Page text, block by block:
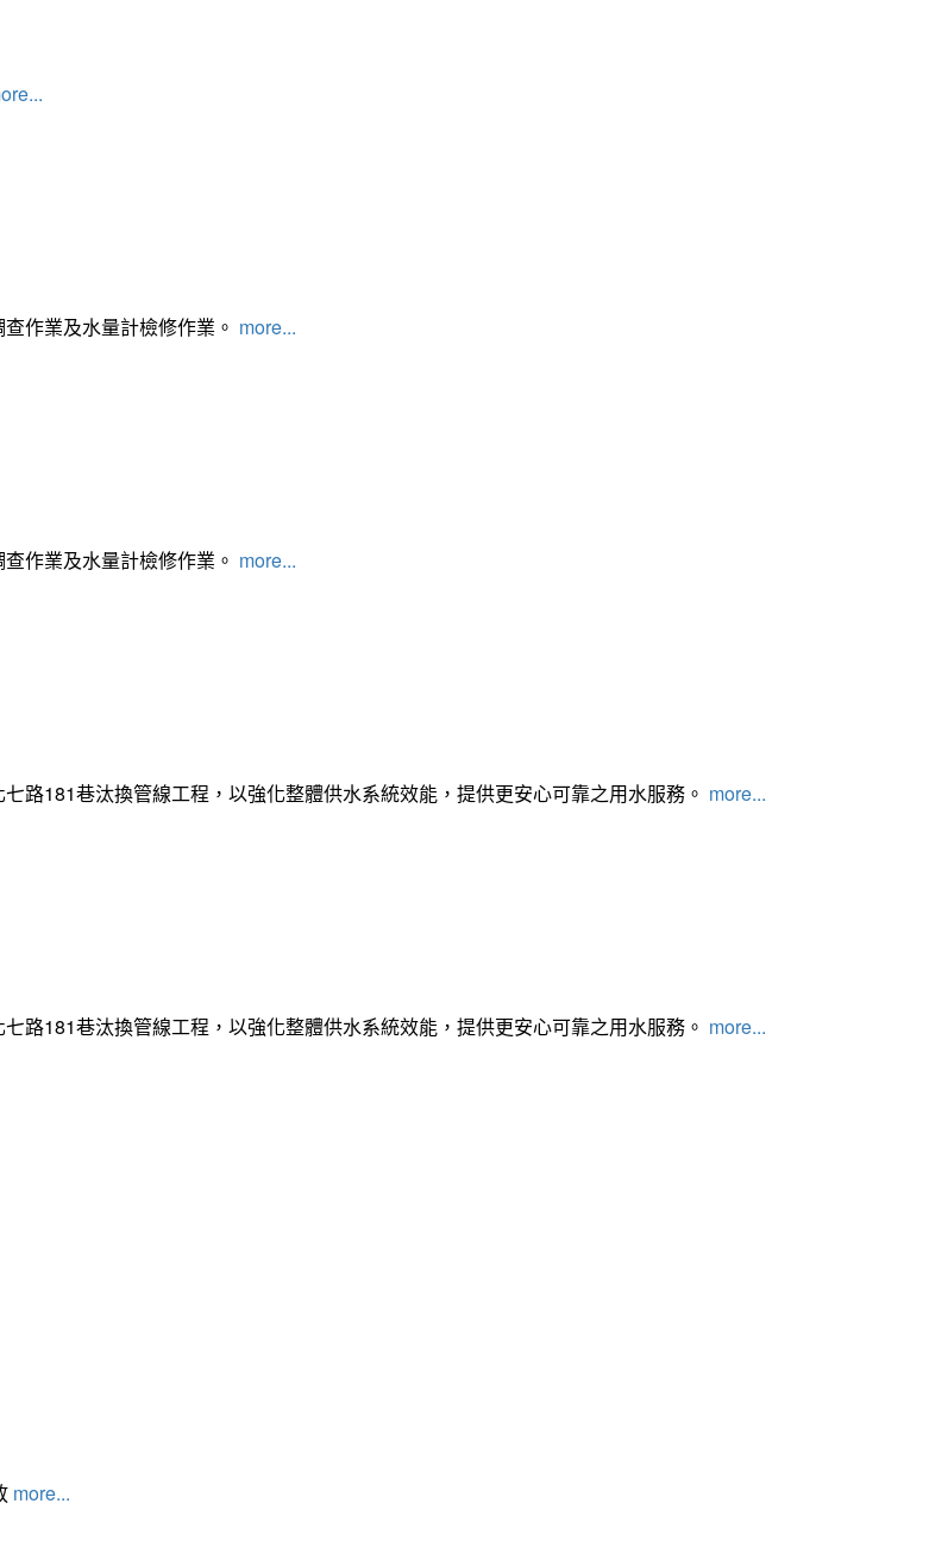
作業及水量計檢修作業。 more...
作業及水量計檢修作業。 more...
路181巷汰換管線工程，以強化整體供水系統效能，提供更安心可靠之用水服務。 more...
路181巷汰換管線工程，以強化整體供水系統效能，提供更安心可靠之用水服務。 more...
more...